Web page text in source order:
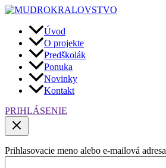
Preskočiť
obsah
Úvod
O projekte
Predškolák
Ponuka
Novinky
Kontakt
PRIHLÁSENIE
Prihlasovacie meno alebo e-mailová adresa